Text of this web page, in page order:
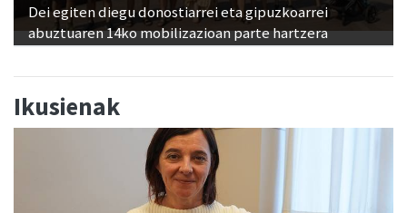
Dei egiten diegu donostiarrei eta gipuzkoarrei
abuztuaren 14ko mobilizazioan parte hartzera
Ikusienak